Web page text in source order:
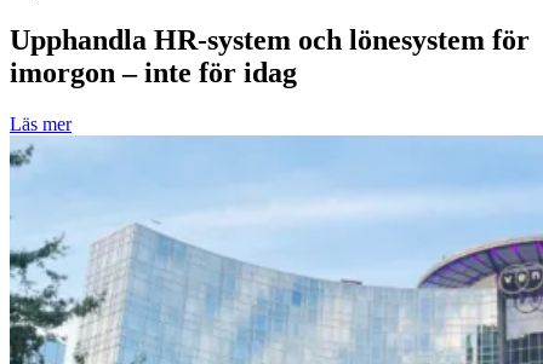
Upphandla HR-system och lönesystem för
imorgon – inte för idag
Läs mer